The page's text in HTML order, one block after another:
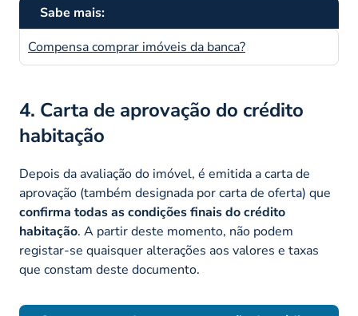
Sabe mais:
Compensa comprar imóveis da banca?
4. Carta de aprovação do crédito
habitação
Depois da avaliação do imóvel, é emitida a carta de
aprovação (também designada por carta de oferta) que
confirma todas as condições finais do crédito
habitação. A partir deste momento, não podem
registar-se quaisquer alterações aos valores e taxas
que constam deste documento.